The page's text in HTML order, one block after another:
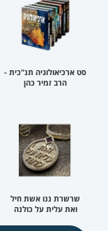
סט ארכיאולוגיה תנ"כית -
הרב זמיר כהן
שרשרת ננו אשת חיל
ואת עלית על כולנה